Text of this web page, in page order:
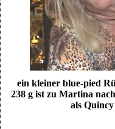
ein kleiner blue-pied
238 g ist zu Martina
als